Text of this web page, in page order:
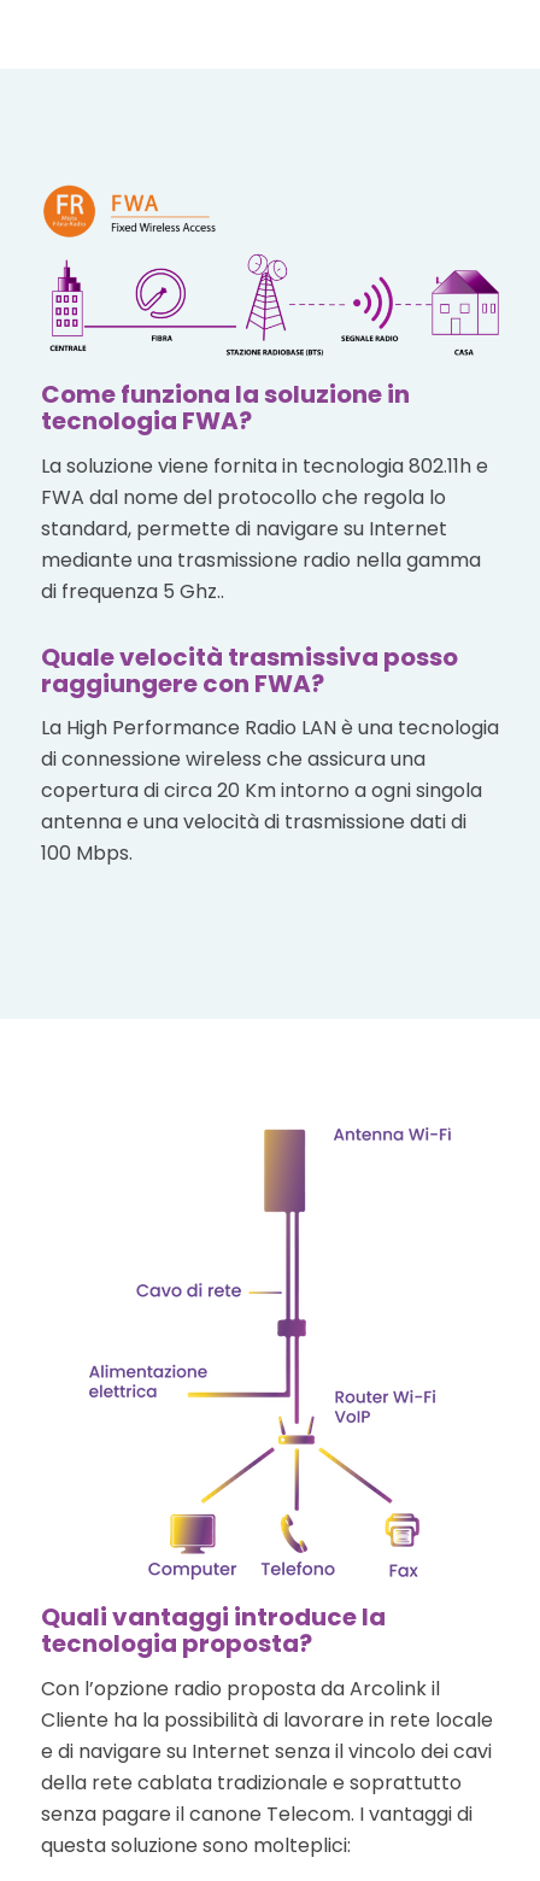
Come funziona la soluzione in
tecnologia FWA?
La soluzione viene fornita in tecnologia 802.11h e
FWA dal nome del protocollo che regola lo
standard, permette di navigare su Internet
mediante una trasmissione radio nella gamma
di frequenza 5 Ghz..
Quale velocità trasmissiva posso
raggiungere con FWA?
La High Performance Radio LAN è una tecnologia
di connessione wireless che assicura una
copertura di circa 20 Km intorno a ogni singola
antenna e una velocità di trasmissione dati di
100 Mbps.
Quali vantaggi introduce la
tecnologia proposta?
Con l’opzione radio proposta da Arcolink il
Cliente ha la possibilità di lavorare in rete locale
e di navigare su Internet senza il vincolo dei cavi
della rete cablata tradizionale e soprattutto
senza pagare il canone Telecom. I vantaggi di
questa soluzione sono molteplici: